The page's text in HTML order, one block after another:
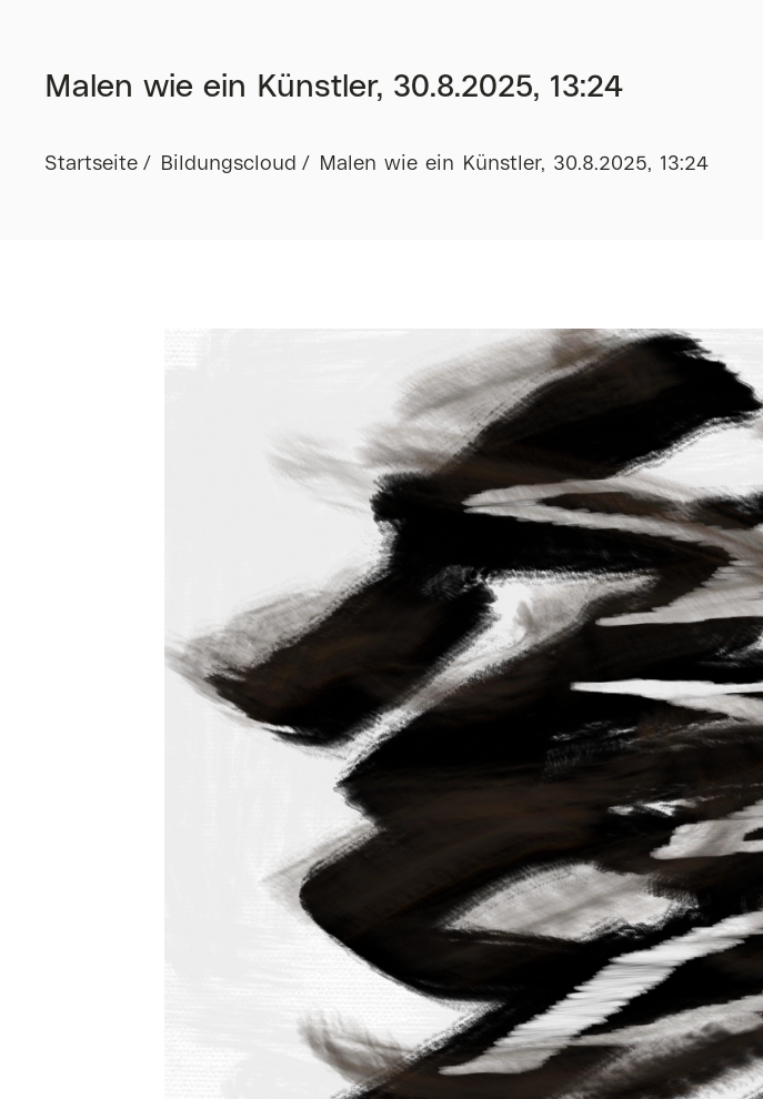
Malen wie ein Künstler, 30.8.2025, 13:24
Startseite Bildungscloud Malen wie ein Künstler, 30.8.2025, 13:24